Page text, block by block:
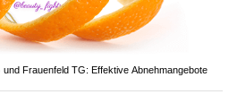
Frauenfeld TG: Effektive Abnehmangebote